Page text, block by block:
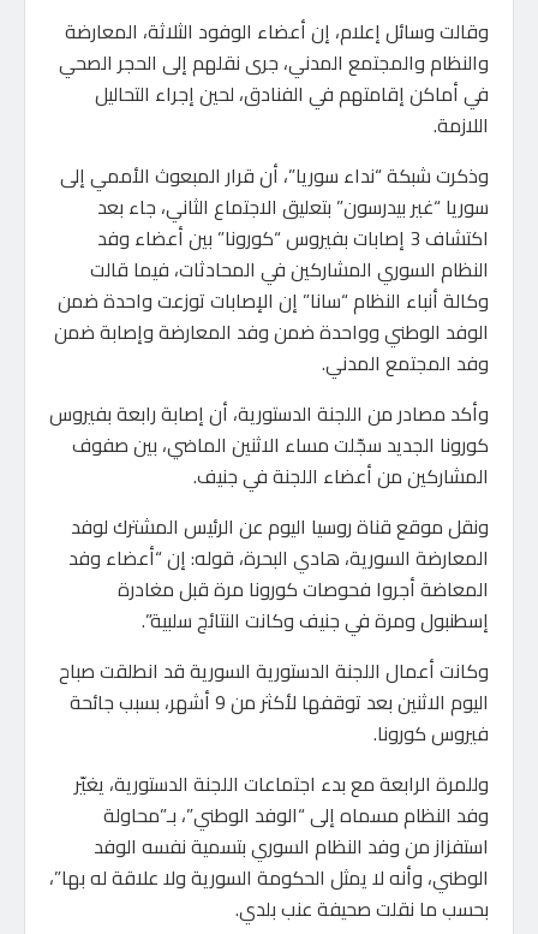
وقالت وسائل إعلام، إن أعضاء الوفود الثلاثة، المعارضة
والنظام والمجتمع المدني، جرى نقلهم إلى الحجر الصحي
في أماكن إقامتهم في الفنادق، لحين إجراء التحاليل
اللازمة.
وذكرت شبكة “نداء سوريا”، أن قرار المبعوث الأممي إلى
سوريا “غير بيدرسون” بتعليق الاجتماع الثاني، جاء بعد
اكتشاف 3 إصابات بفيروس “كورونا” بين أعضاء وفد
النظام السوري المشاركين في المحادثات، فيما قالت
وكالة أنباء النظام “سانا” إن الإصابات توزعت واحدة ضمن
الوفد الوطني وواحدة ضمن وفد المعارضة وإصابة ضمن
وفد المجتمع المدني.
وأكد مصادر من اللجنة الدستورية، أن إصابة رابعة بفيروس
كورونا الجديد سجّلت مساء الاثنين الماضي، بين صفوف
المشاركين من أعضاء اللجنة في جنيف.
ونقل موقع قناة روسيا اليوم عن الرئيس المشترك لوفد
المعارضة السورية، هادي البحرة، قوله: إن “أعضاء وفد
المعاضة أجروا فحوصات كورونا مرة قبل مغادرة
إسطنبول ومرة في جنيف وكانت النتائج سلبية”.
وكانت أعمال اللجنة الدستورية السورية قد انطلقت صباح
اليوم الاثنين بعد توقفها لأكثر من 9 أشهر، بسبب جائحة
فيروس كورونا.
وللمرة الرابعة مع بدء اجتماعات اللجنة الدستورية، يغيّر
وفد النظام مسماه إلى “الوفد الوطني”، بـ”محاولة
استفزاز من وفد النظام السوري بتسمية نفسه الوفد
الوطني، وأنه لا يمثل الحكومة السورية ولا علاقة له بها”،
بحسب ما نقلت صحيفة عنب بلدي.